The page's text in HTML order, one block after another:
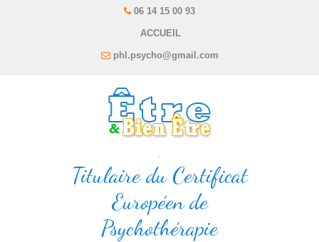
06 14 15 00 93
ACCUEIL
phl.psycho@gmail.com
.
Titulaire du Certificat
Européen de
Psychothérapie